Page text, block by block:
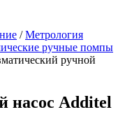
/ Метрология
ручные помпы
ручной
насос Additel